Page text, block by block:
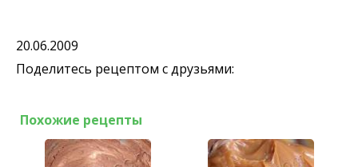
20.06.2009
Поделитесь рецептом с друзьями:
Похожие рецепты